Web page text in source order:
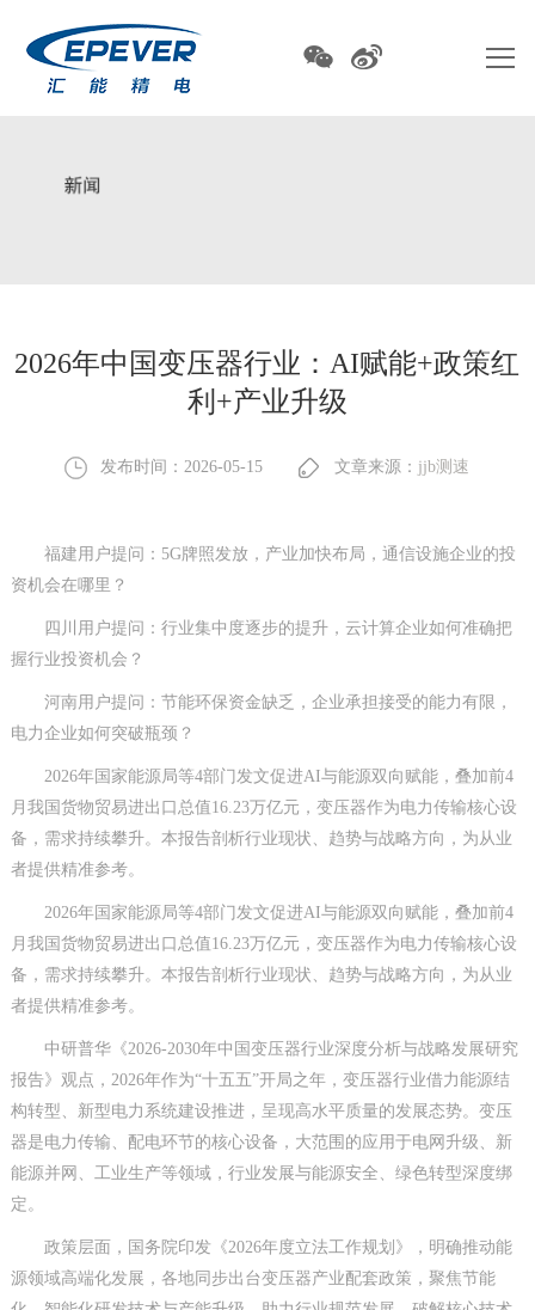
2026年中国变压器行业：AI赋能+政策红
利+产业升级
发布时间：2026-05-15 文章来源： jjb测速
福建用户提问：5G牌照发放，产业加快布局，通信设施企业的投
资机会在哪里？
四川用户提问：行业集中度逐步的提升，云计算企业如何准确把
握行业投资机会？
河南用户提问：节能环保资金缺乏，企业承担接受的能力有限，
电力企业如何突破瓶颈？
2026年国家能源局等4部门发文促进AI与能源双向赋能，叠加前4
月我国货物贸易进出口总值16.23万亿元，变压器作为电力传输核心设
备，需求持续攀升。本报告剖析行业现状、趋势与战略方向，为从业
者提供精准参考。
2026年国家能源局等4部门发文促进AI与能源双向赋能，叠加前4
月我国货物贸易进出口总值16.23万亿元，变压器作为电力传输核心设
备，需求持续攀升。本报告剖析行业现状、趋势与战略方向，为从业
者提供精准参考。
中研普华《2026-2030年中国变压器行业深度分析与战略发展研究
报告》观点，2026年作为“十五五”开局之年，变压器行业借力能源结
构转型、新型电力系统建设推进，呈现高水平质量的发展态势。变压
器是电力传输、配电环节的核心设备，大范围的应用于电网升级、新
能源并网、工业生产等领域，行业发展与能源安全、绿色转型深度绑
定。
政策层面，国务院印发《2026年度立法工作规划》，明确推动能
源领域高端化发展，各地同步出台变压器产业配套政策，聚焦节能